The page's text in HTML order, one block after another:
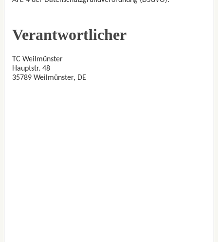
Verantwortlicher
TC Weilmünster
Hauptstr. 48
35789 Weilmünster, DE